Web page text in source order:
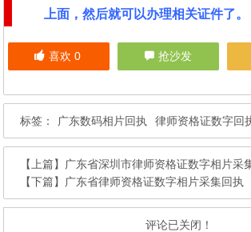
上面，然后就可以办理相关证件了。
喜欢 0 抢沙发
标签： 广东数码相片回执 律师资格证数字回
【上篇】 广东省深圳市律师资格证数字相片采
【下篇】 广东省律师资格证数字相片采集回执
评论已关闭！